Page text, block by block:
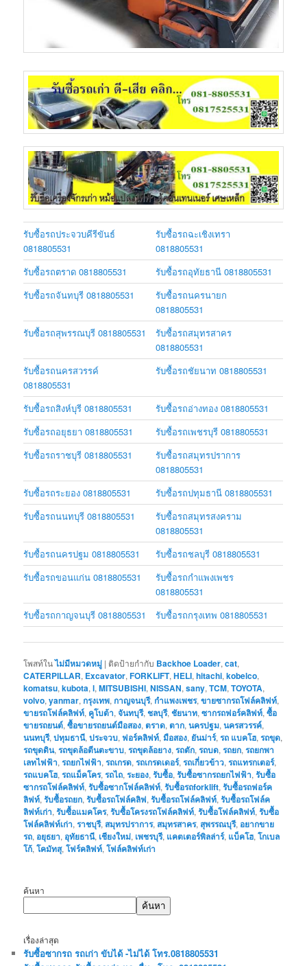
รับซื้อรถประจวบคีรีขันธ์
0818805531
รับซื้อรถฉะเชิงเทรา
0818805531
รับซื้อรถตราด 0818805531
รับซื้อรถอุทัยธานี 0818805531
รับซื้อรถจันทบุรี 0818805531
รับซื้อรถนครนายก
0818805531
รับซื้อรถสุพรรณบุรี 0818805531
รับซื้อรถสมุทรสาคร
0818805531
รับซื้อรถนครสวรรค์
0818805531
รับซื้อรถชัยนาท 0818805531
รับซื้อรถสิงห์บุรี 0818805531
รับซื้อรถอ่างทอง 0818805531
รับซื้อรถอยุธยา 0818805531
รับซื้อรถเพชรบุรี 0818805531
รับซื้อรถราชบุรี 0818805531
รับซื้อรถสมุทรปราการ
0818805531
รับซื้อรถระยอง 0818805531
รับซื้อรถปทุมธานี 0818805531
รับซื้อรถนนทบุรี 0818805531
รับซื้อรถสมุทรสงคราม
0818805531
รับซื้อรถนครปฐม 0818805531
รับซื้อรถชลบุรี 0818805531
รับซื้อรถขอนแก่น 0818805531
รับซื้อรถกำแพงเพชร
0818805531
รับซื้อรถกาญจนบุรี 0818805531
รับซื้อรถกรุงเทพ 0818805531
โพสท์ในไม่มีหมวดหมู่ | ติดป้ายกำกับ Backhoe Loader,cat,
CATERPILLAR, Excavator,FORKLIFT,HELI,hitachi,kobelco,
komatsu,kubota,l,MITSUBISHI,NISSAN,sany,TCM,TOYOTA,
volvo,yanmar,กรุงเทพ,กาญจนบุรี,กำแพงเพชร,ขายซากรถโฟล์คลิฟท์,
ขายรถโฟล์คลิฟท์, คูโบต้า,จันทบุรี,ชลบุรี,ชัยนาท,ซากรถฟอร์คลิฟท์,ซื้อ
ขายรถยนต์,ซื้อขายรถยนต์มือสอง,ตราด,ตาก,นครปฐม,นครสวรรค์,
นนทบุรี,ปทุมธานี,ประจวบ,ฟอร์คลิฟท์,มือสอง, ยันม่าร์,รถ แบคโฮ,รถขุด,
รถขุดดิน,รถขุดล้อตีนตะขาบ,รถขุดล้อยาง,รถตัก,รถบด,รถยก,รถยกพา
เลทไฟฟ้า,รถยกไฟฟ้า,รถเกรด,รถเกรดเดอร์,รถเกี่ยวข้าว,รถแทรกเตอร์,
รถแบคโฮ,รถแม็คโคร,รถไถ,ระยอง,รับซื้อ,รับซื้อซากรถยกไฟฟ้า,รับซื้อ
ซากรถโฟล์คลิฟท์,รับซื้อซากโฟล์คลิฟท์,รับซื้อรถforklift,รับซื้อรถฟอร์ค
ลิฟท์,รับซื้อรถยก,รับซื้อรถโฟล์คลิฟ,รับซื้อรถโฟล์คลิฟท์,รับซื้อรถโฟล์ค
ลิฟท์เก่า,รับซื้อแมคโคร,รับซื้อโครงรถโฟล์คลิฟท์,รับซื้อโฟล์คลิฟท์,รับซื้อ
โฟล์คลิฟท์เก่า,ราชบุรี, สมุทรปราการ, สมุทรสาคร, สุพรรณบุรี, อยากขาย
รถ, อยุธยา, อุทัยธานี, เชียงใหม่, เพชรบุรี, แคตเตอร์พิลล่าร์, แบ็คโฮ,โกเบล
โก้,โคมัทสุ,โฟร์คลิฟท์,โฟล์คลิฟท์เก่า
ค้นหา
ค้นหา
เรื่องล่าสุด
รับซื้อซากรถ รถเก่า ขับได้ -ไม่ได้ โทร.0818805531